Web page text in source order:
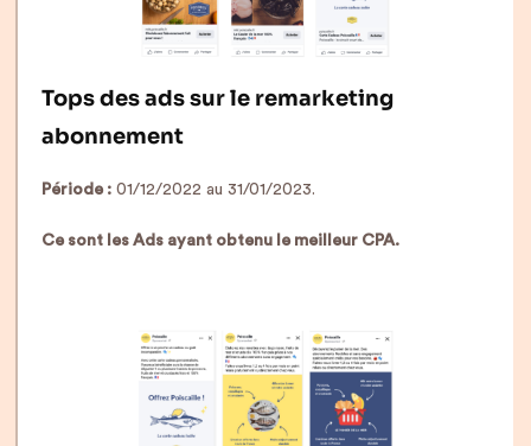
Tops des ads sur le remarketing
abonnement
Période : 01/12/2022 au 31/01/2023.
Ce sont les Ads ayant obtenu le meilleur CPA.